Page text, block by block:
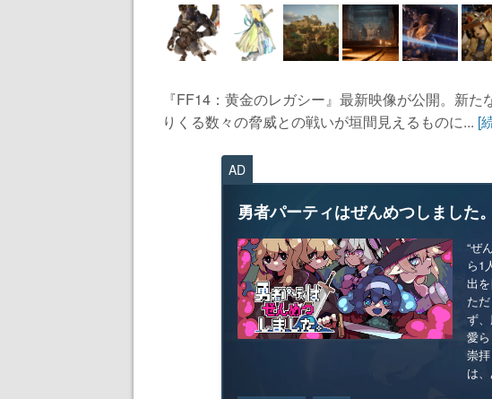
『FF14：黄金のレガシー』最新映像が公開。新
りくる数々の脅威との戦いが垣間見えるものに... [
AD
勇者パーティはぜんめつしました。
“ぜ
ら1
出
た
ず
愛
崇
は、